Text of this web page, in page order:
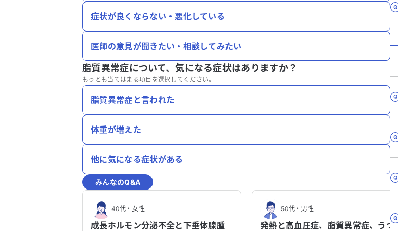
症状が良くならない・悪化している
医師の意見が聞きたい・相談してみたい
脂質異常症について、気になる症状はありますか？
もっとも当てはまる項目を選択してください。
脂質異常症と言われた
体重が増えた
他に気になる症状がある
みんなのQ&A
40代・女性
成長ホルモン分泌不全と下垂体腺腫
50代・男性
発熱と高血圧症、脂質異常症、うつ